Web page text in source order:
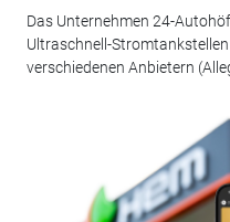
Das Unternehmen 24-
Ultraschnell-
verschiedenen Anbietern